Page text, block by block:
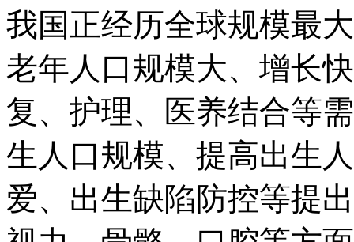
我国正经历全球规模最
老年人口规模大、增长
复、护理、医养结合等
生人口规模、提高出生
爱、出生缺陷防控等提